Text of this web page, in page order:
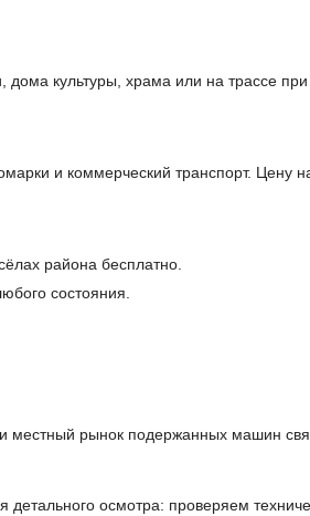
культуры, храма или на трассе при
и коммерческий транспорт. Цену
района бесплатно.
состояния.
местный рынок подержанных машин
осмотра: проверяем